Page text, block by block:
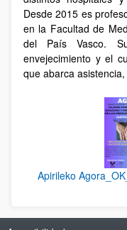
Desde 2015 es
en la Facultad de
del País Vasco.
envejecimiento y el
que abarca
Apirileko